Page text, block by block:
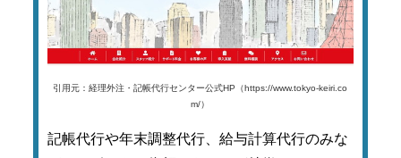
引用元：経理外注・記帳代行センター公式HP（https://www.tokyo-keiri.co
m/）
記帳代行や年末調整代行、給与計算代行のみな